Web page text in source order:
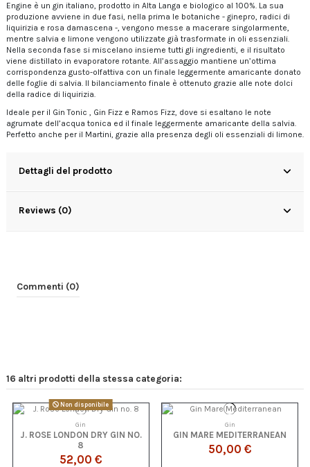
Engine è un gin italiano, prodotto in Alta Langa e biologico al 100%. La sua
produzione avviene in due fasi, nella prima le botaniche - ginepro, radici di
liquirizia e rosa damascena -, vengono messe a macerare singolarmente,
mentre salvia e limone vengono utilizzate già trasformate in oli essenziali.
Nella seconda fase si miscelano insieme tutti gli ingredienti, e il risultato
viene distillato in evaporatore rotante. All’assaggio mantiene un’ottima
corrispondenza gusto-olfattiva con un finale leggermente amaricante donato
delle foglie di salvia. Il bilanciamento finale è ottenuto grazie alle note dolci
della radice di liquirizia.
Ideale per il Gin Tonic , Gin Fizz e Ramos Fizz, dove si esaltano le note
agrumate dell’acqua tonica ed il finale leggermente amaricante della salvia.
Perfetto anche per il Martini, grazie alla presenza degli oli essenziali di limone.
Dettagli del prodotto
Reviews (0)
Commenti (0)
16 altri prodotti della stessa categoria:
Non disponibile
Gin
J. ROSE LONDON DRY GIN NO.
8
52,00 €
Gin
GIN MARE MEDITERRANEAN
50,00 €